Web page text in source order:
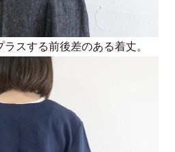
スする前後差のある着丈。